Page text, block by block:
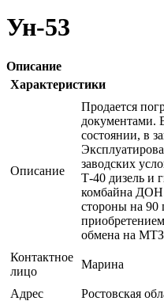
Ун-53
Описание
Характеристики
Описание
Продается
документами.
состоянии, в
заводских
Т-40 дизель и
комбайна ДОН.
стороны на 90
обмена на
Контактное
лицо
Марина
Адрес Ростовская